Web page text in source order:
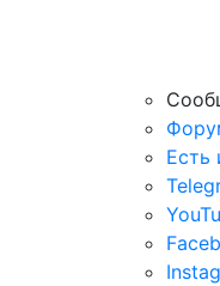
Есть